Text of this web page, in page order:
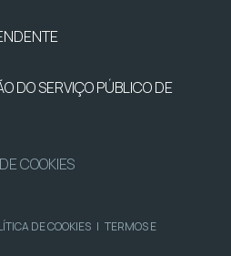
DO SERVIÇO PÚBLICO DE
COOKIES
DE COOKIES | TERMOS E